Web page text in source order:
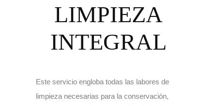
LIMPIEZA
INTEGRAL
Este servicio engloba todas las labores de
limpieza necesarias para la conservación,